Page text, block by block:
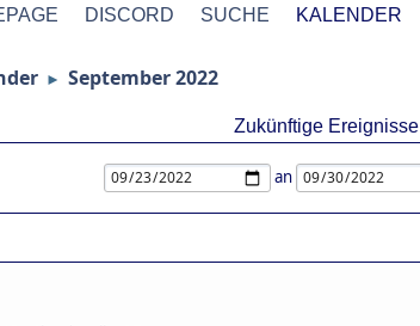
DISCORD SUCHE KALENDER
► September 2022
Zukünftige Ereignisse
an